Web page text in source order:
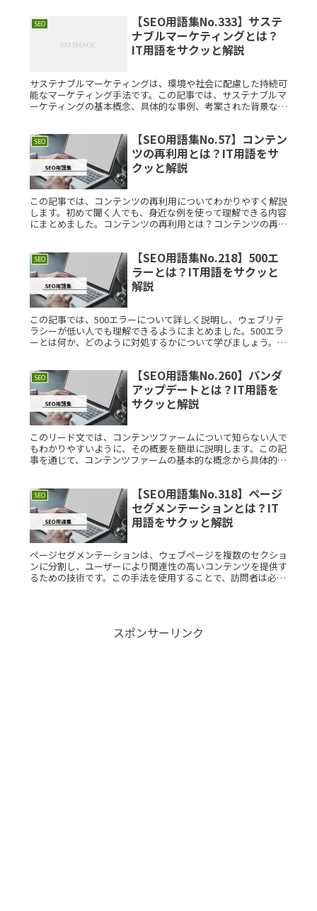
SEO
【SEO用語集No.333】サステ
ナブルマーケティングとは？
IT用語をサクッと解説
サステナブルマーケティングは、環境や社会に配慮した持続可
能なマーケティング手法です。この記事では、サステナブルマ
ーケティングの基本概念、具体的な事例、考案された背景など
SEO
【SEO用語集No.57】コンテン
ツの再利用とは？IT用語をサ
クッと解説
この記事では、コンテンツの再利用についてわかりやすく解説
します。初めて聞く人でも、身近な例を使って理解できる内容
にまとめました。コンテンツの再利用とは？コンテンツの再利
SEO
【SEO用語集No.218】500エ
ラーとは？IT用語をサクッと
解説
この記事では、500エラーについて詳しく説明し、ウェブリテ
ラシーが低い人でも理解できるようにまとめました。500エラ
ーとは何か、どのように対処するかについて学びましょう。
SEO
【SEO用語集No.260】パンダ
アップデートとは？IT用語を
サクッと解説
このリード文では、コンテンツファームについて知らない人で
もわかりやすいように、その概要を簡単に説明します。この記
事を通じて、コンテンツファームの基本的な概念から具体的な
SEO
【SEO用語集No.318】ページ
セグメンテーションとは？IT
用語をサクッと解説
ページセグメンテーションは、ウェブページを複数のセクショ
ンに分割し、ユーザーにより関連性の高いコンテンツを提供す
るための技術です。この手法を使用することで、訪問者は必要
スポンサーリンク